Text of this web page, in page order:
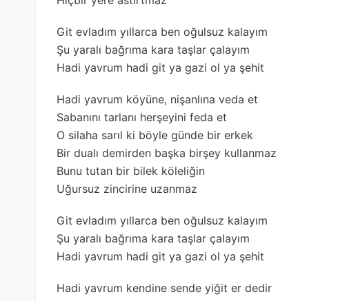
Git evladım yıllarca ben oğulsuz kalayım
Şu yaralı bağrıma kara taşlar çalayım
Hadi yavrum hadi git ya gazi ol ya şehit
Hadi yavrum köyüne, nişanlına veda et
Sabanını tarlanı herşeyini feda et
O silaha sarıl ki böyle günde bir erkek
Bir dualı demirden başka birşey kullanmaz
Bunu tutan bir bilek köleliğin
Uğursuz zincirine uzanmaz
Git evladım yıllarca ben oğulsuz kalayım
Şu yaralı bağrıma kara taşlar çalayım
Hadi yavrum hadi git ya gazi ol ya şehit
Hadi yavrum kendine sende yiğit er dedir